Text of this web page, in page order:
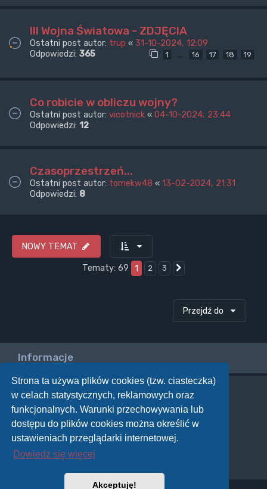
Strona ta używa plików cookies (tzw. ciasteczka)
w celach statystycznych, reklamowych oraz
funkcjonalnych. Warunki przechowywania lub
dostępu do plików cookies można określić w
ustawieniach przeglądarki internetowej.
Dowiedz się więcej
Akceptuję!
III Wojna Światowa - ZDJĘCIA
Ostatni post autor: trup « 31-10-2024, 12:09
Odpowiedzi: 365 1 … 16 17 18 19
Co robicie w obliczu wojny?
Ostatni post autor: vicotnick « 04-10-2024, 23:44
Odpowiedzi: 12
Czasoprzestrzeń...
Ostatni post autor: tomekw48 « 13-02-2024, 21:31
Odpowiedzi: 8
NOWY TEMAT
Tematy: 69
1 2 3
Przejdź do
Informacje
Twoje uprawnienia na tym forum
Nie możesztworzyć nowych tematów
Nie możeszodpowiadać w tematach
Nie możesz zmieniać swoich postów
Nie możesz
usuwać swoich postów
Nie możeszdodawać załączników